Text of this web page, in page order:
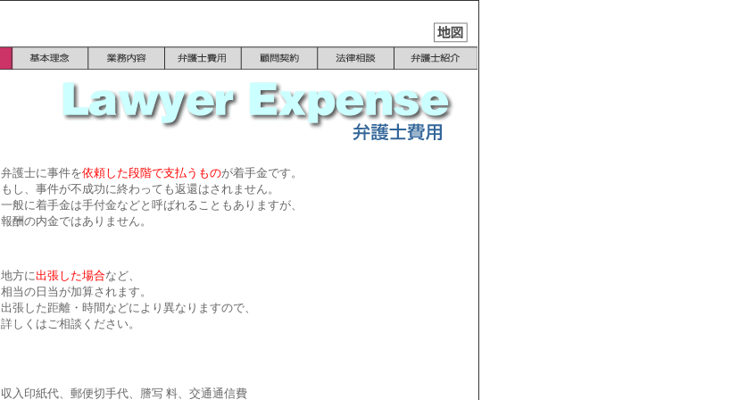
弁護士に事件を依頼した段階で支払うものが着手金です。
もし、事件が不成功に終わっても返還はされません。
一般に着手金は手付金などと呼ばれることもありますが、
報酬の内金ではありません。
地方に出張した場合など、
相当の日当が加算されます。
出張した距離・時間などにより異なりますので、
詳しくはご相談ください。
収入印紙代、郵便切手代、謄写 料、交通通信費